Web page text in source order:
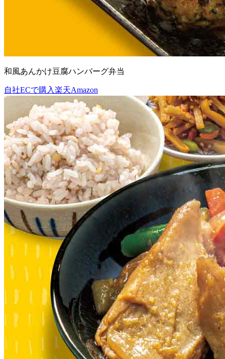
和風あんかけ豆腐ハンバーグ弁当
自社ECで購入楽天Amazon